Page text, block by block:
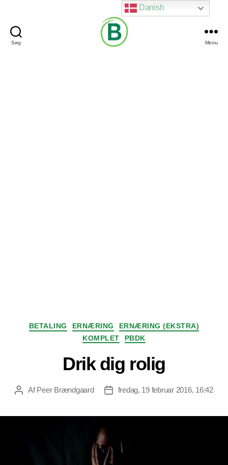
Søg Menu
Kategorier
BETALING ERNÆRING
ERNÆRING (EKSTRA)
KOMPLET
PBDK
Drik dig rolig
Indlægsforfatter
AfPeer Brændgaard Indlægsdato
fredag, 19 februar 2016, 16:42
Danish